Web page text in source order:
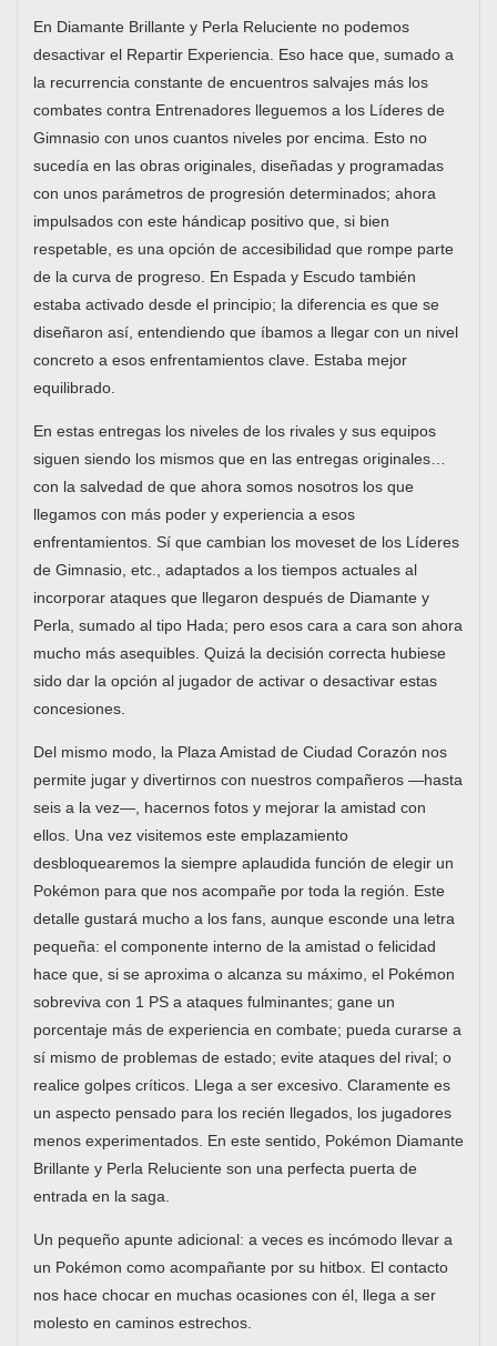
En Diamante Brillante y Perla Reluciente no podemos
desactivar el Repartir Experiencia. Eso hace que, sumado a
la recurrencia constante de encuentros salvajes más los
combates contra Entrenadores lleguemos a los Líderes de
Gimnasio con unos cuantos niveles por encima. Esto no
sucedía en las obras originales, diseñadas y programadas
con unos parámetros de progresión determinados; ahora
impulsados con este hándicap positivo que, si bien
respetable, es una opción de accesibilidad que rompe parte
de la curva de progreso. En Espada y Escudo también
estaba activado desde el principio; la diferencia es que se
diseñaron así, entendiendo que íbamos a llegar con un nivel
concreto a esos enfrentamientos clave. Estaba mejor
equilibrado.
En estas entregas los niveles de los rivales y sus equipos
siguen siendo los mismos que en las entregas originales…
con la salvedad de que ahora somos nosotros los que
llegamos con más poder y experiencia a esos
enfrentamientos. Sí que cambian los moveset de los Líderes
de Gimnasio, etc., adaptados a los tiempos actuales al
incorporar ataques que llegaron después de Diamante y
Perla, sumado al tipo Hada; pero esos cara a cara son ahora
mucho más asequibles. Quizá la decisión correcta hubiese
sido dar la opción al jugador de activar o desactivar estas
concesiones.
Del mismo modo, la Plaza Amistad de Ciudad Corazón nos
permite jugar y divertirnos con nuestros compañeros —hasta
seis a la vez—, hacernos fotos y mejorar la amistad con
ellos. Una vez visitemos este emplazamiento
desbloquearemos la siempre aplaudida función de elegir un
Pokémon para que nos acompañe por toda la región. Este
detalle gustará mucho a los fans, aunque esconde una letra
pequeña: el componente interno de la amistad o felicidad
hace que, si se aproxima o alcanza su máximo, el Pokémon
sobreviva con 1 PS a ataques fulminantes; gane un
porcentaje más de experiencia en combate; pueda curarse a
sí mismo de problemas de estado; evite ataques del rival; o
realice golpes críticos. Llega a ser excesivo. Claramente es
un aspecto pensado para los recién llegados, los jugadores
menos experimentados. En este sentido, Pokémon Diamante
Brillante y Perla Reluciente son una perfecta puerta de
entrada en la saga.
Un pequeño apunte adicional: a veces es incómodo llevar a
un Pokémon como acompañante por su hitbox. El contacto
nos hace chocar en muchas ocasiones con él, llega a ser
molesto en caminos estrechos.